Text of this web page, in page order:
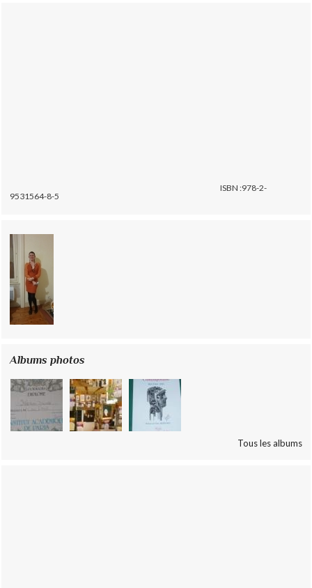
ISBN :978-2-
9531564-8-5
Albums photos
Tous les albums